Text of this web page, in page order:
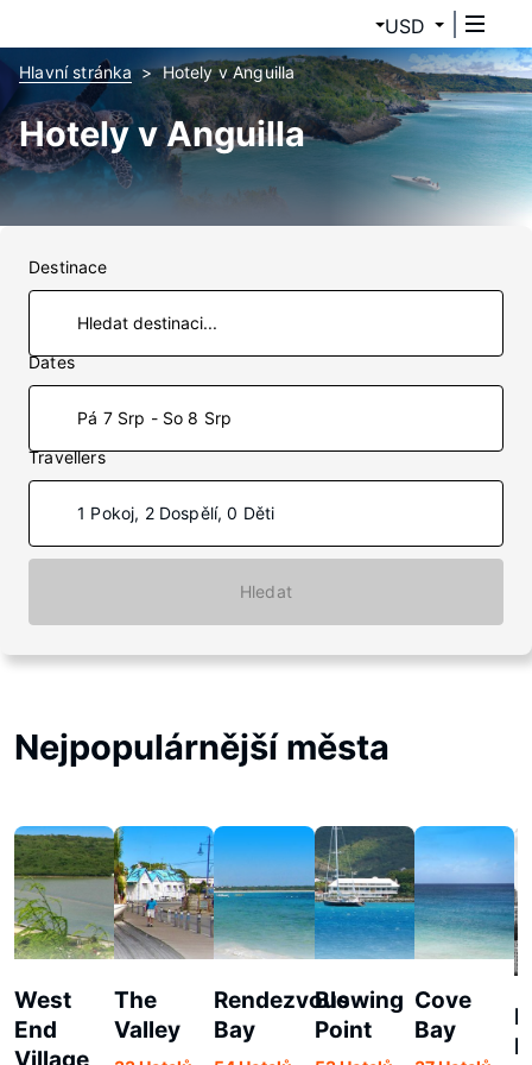
USD
Hlavní stránka Hotely v Anguilla
Hotely v Anguilla
Destinace
Dates
Pá 7 Srp - So 8 Srp
Travellers
1 Pokoj, 2 Dospělí, 0 Děti
Hledat
Nejpopulárnější města
West
End
Village
The
Valley
Rendezvous
Bay
Blowing
Point
Cove
Bay